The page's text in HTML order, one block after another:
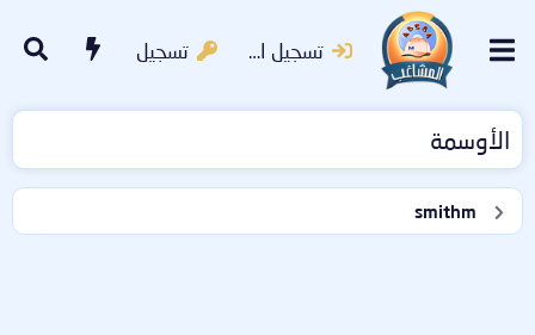
تسجيل الدخول تسجيل
الأوسمة
smithm